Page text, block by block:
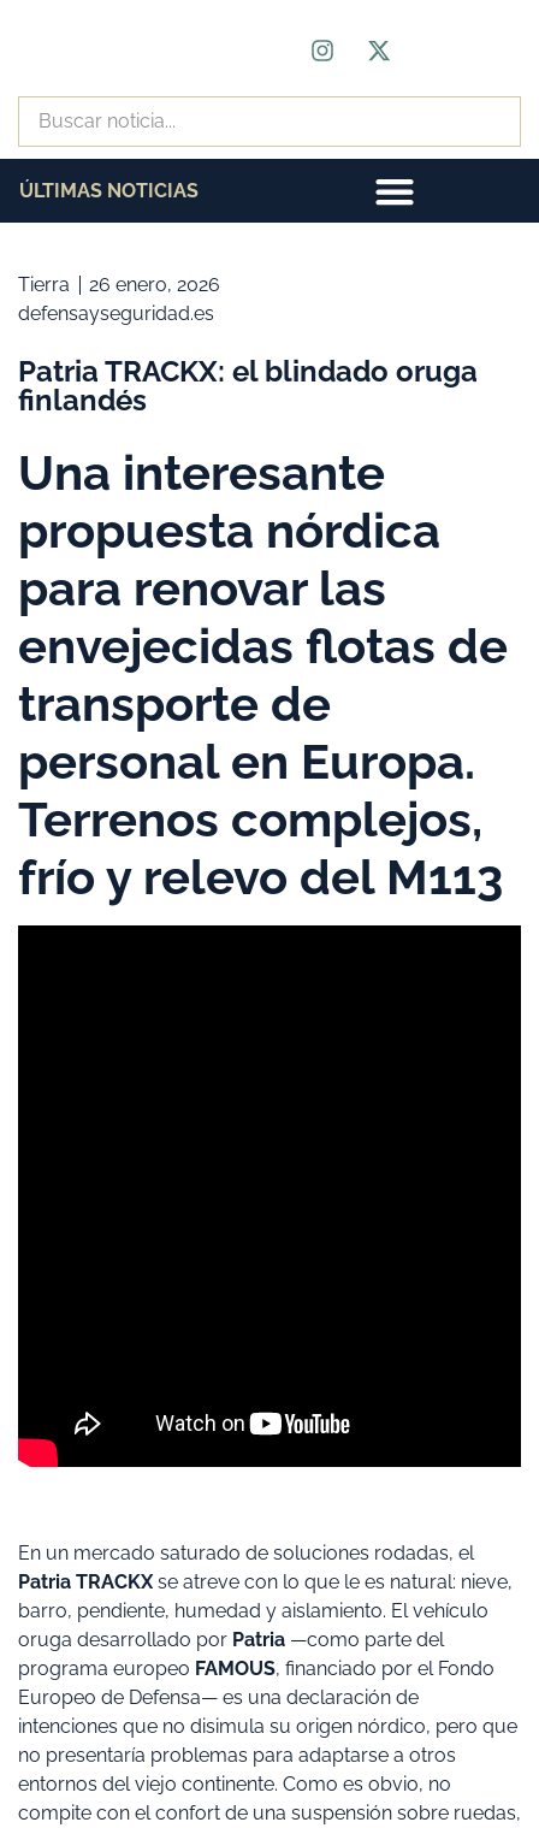
ÚLTIMAS NOTICIAS
Tierra
26 enero, 2026
defensayseguridad.es
Patria TRACKX: el blindado oruga
finlandés
Una interesante
propuesta nórdica
para renovar las
envejecidas flotas de
transporte de
personal en Europa.
Terrenos complejos,
frío y relevo del M113
En un mercado saturado de soluciones rodadas, el
Patria TRACKXse atreve con lo que le es natural: nieve,
barro, pendiente, humedad y aislamiento. El vehículo
oruga desarrollado por Patria —como parte del
programa europeo FAMOUS, financiado por el Fondo
Europeo de Defensa— es una declaración de
intenciones que no disimula su origen nórdico, pero que
no presentaría problemas para adaptarse a otros
entornos del viejo continente. Como es obvio, no
compite con el confort de una suspensión sobre ruedas,